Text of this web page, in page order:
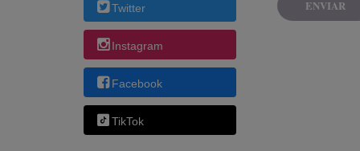
Twitter
Instagram
Facebook
TikTok